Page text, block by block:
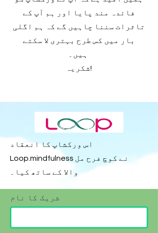
فائدہ مند پایا اور ہم آپ کے
تاثرات سننا چاہیں گے کہ ہم اگلی
بار میں کس طرح بہتری لا سکتے
شکریہ!
اس ورکشاپ کا انعقاد
Loop.mindfulness نے کوچ فرح مل
والا کے ساتھ کیا۔
شریک کا نام